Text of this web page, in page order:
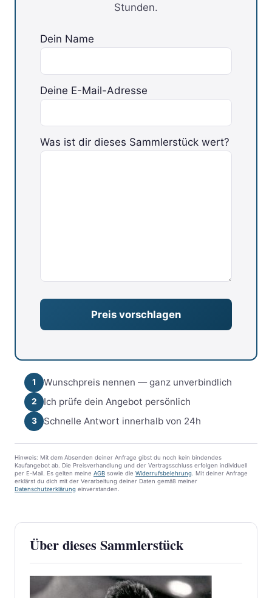
Stunden.
Dein Name
Deine E-Mail-Adresse
Bitte lasse dieses Feld leer.
Was ist dir dieses Sammlerstück wert?
1 Wunschpreis nennen — ganz unverbindlich
2 Ich prüfe dein Angebot persönlich
3 Schnelle Antwort innerhalb von 24h
Hinweis: Mit dem Absenden deiner Anfrage gibst du noch kein bindendes
Kaufangebot ab. Die Preisverhandlung und der Vertragsschluss erfolgen individuell
per E-Mail. Es gelten meine AGB sowie die Widerrufsbelehrung . Mit deiner Anfrage
erklärst du dich mit der Verarbeitung deiner Daten gemäß meiner
Datenschutzerklärung einverstanden.
Über dieses Sammlerstück